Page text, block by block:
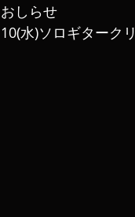
おしらせ
10(水)ソロギターク